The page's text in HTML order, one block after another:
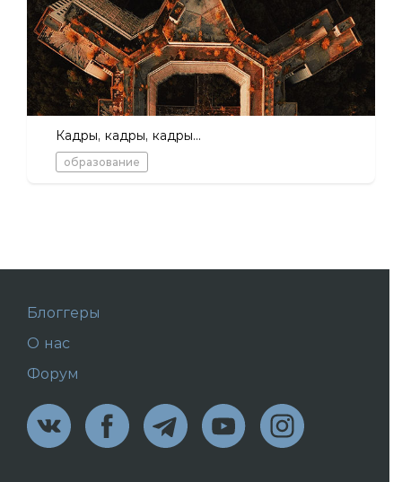
Кадры, кадры, кадры...
образование
Блоггеры
О нас
Форум